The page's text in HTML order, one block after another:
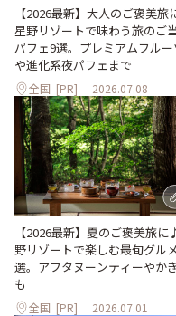
【2026最新】大人のご褒美旅
星野リゾートで味わう旅のご
パフェ9選。プレミアムフルー
や進化系夜パフェまで
全国 [PR] 2026.07.08
【2026最新】夏のご褒美旅
野リゾートで楽しむ最旬グル
選。アフタヌーンティーやか
も
全国 [PR] 2026.07.01